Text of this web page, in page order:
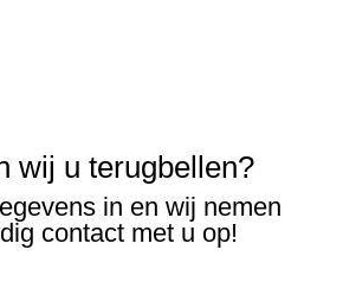
wij u terugbellen?
in en wij nemen
contact met u op!